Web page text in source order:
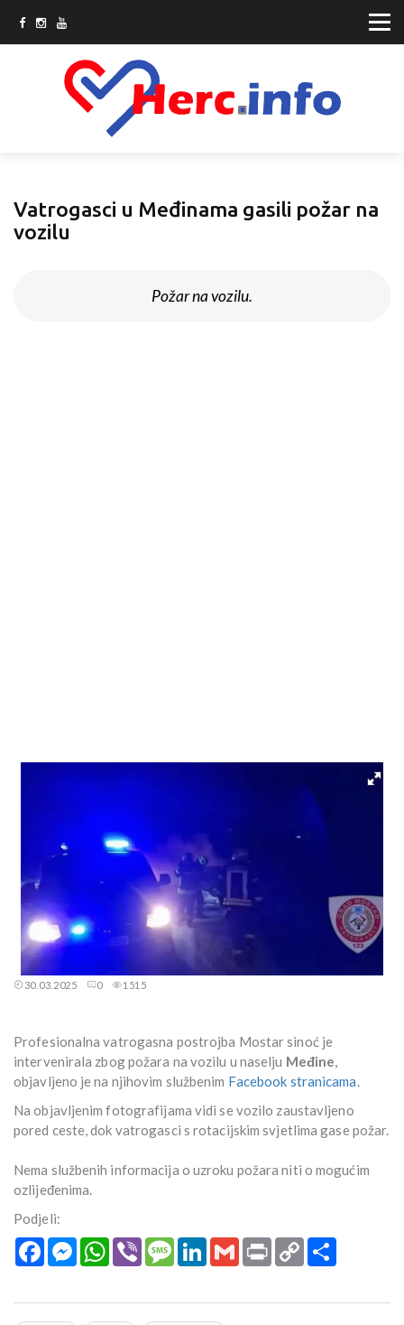
Vatrogasci u Međinama gasili požar na
vozilu
Požar na vozilu.
30.03.2025 0 1515
Profesionalna vatrogasna postrojba Mostar sinoć je
intervenirala zbog požara na vozilu u naselju Međine,
objavljeno je na njihovim službenim Facebook stranicama.
Na objavljenim fotografijama vidi se vozilo zaustavljeno
pored ceste, dok vatrogasci s rotacijskim svjetlima gase požar.
Nema službenih informacija o uzroku požara niti o mogućim
ozlijeđenima.
Podjeli:
FacebookMessengerWhatsApp
Viber MessageLinkedInGmail Print Copy
Link